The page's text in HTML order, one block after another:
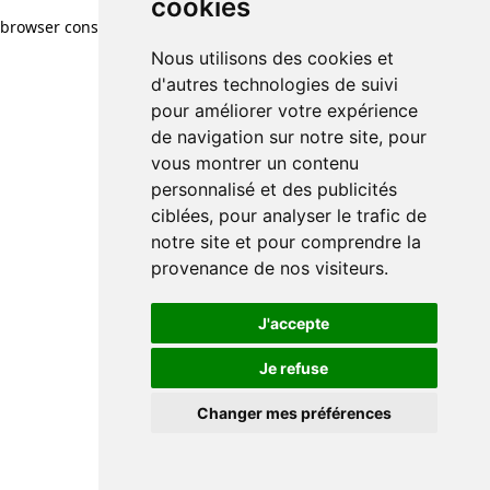
cookies
Nous utilisons des cookies et
d'autres technologies de suivi
pour améliorer votre expérience
de navigation sur notre site, pour
vous montrer un contenu
personnalisé et des publicités
ciblées, pour analyser le trafic de
notre site et pour comprendre la
provenance de nos visiteurs.
J'accepte
Je refuse
Changer mes préférences
browser console for more information)